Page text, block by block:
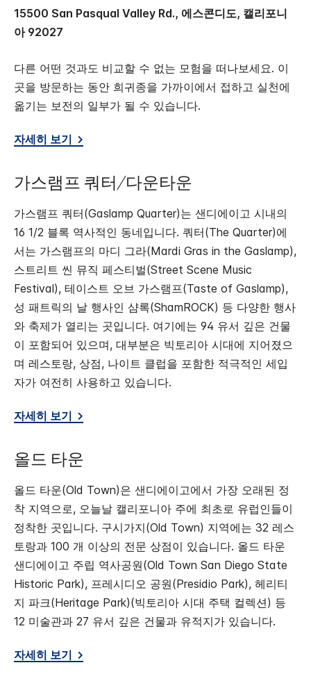
15500 San Pasqual Valley Rd., 에스콘디도, 캘리포니
아 92027
다른 어떤 것과도 비교할 수 없는 모험을 떠나보세요. 이
곳을 방문하는 동안 희귀종을 가까이에서 접하고 실천에
옮기는 보전의 일부가 될 수 있습니다.
자세히 보기
가스램프 쿼터/다운타운
가스램프 쿼터(Gaslamp Quarter)는 샌디에이고 시내의
16 1/2 블록 역사적인 동네입니다. 쿼터(The Quarter)에
서는 가스램프의 마디 그라(Mardi Gras in the Gaslamp),
스트리트 씬 뮤직 페스티벌(Street Scene Music
Festival), 테이스트 오브 가스램프(Taste of Gaslamp),
성 패트릭의 날 행사인 샴록(ShamROCK) 등 다양한 행사
와 축제가 열리는 곳입니다. 여기에는 94 유서 깊은 건물
이 포함되어 있으며, 대부분은 빅토리아 시대에 지어졌으
며 레스토랑, 상점, 나이트 클럽을 포함한 적극적인 세입
자가 여전히 사용하고 있습니다.
자세히 보기
올드 타운
올드 타운(Old Town)은 샌디에이고에서 가장 오래된 정
착 지역으로, 오늘날 캘리포니아 주에 최초로 유럽인들이
정착한 곳입니다. 구시가지(Old Town) 지역에는 32 레스
토랑과 100 개 이상의 전문 상점이 있습니다. 올드 타운
샌디에이고 주립 역사공원(Old Town San Diego State
Historic Park), 프레시디오 공원(Presidio Park), 헤리티
지 파크(Heritage Park)(빅토리아 시대 주택 컬렉션) 등
12 미술관과 27 유서 깊은 건물과 유적지가 있습니다.
자세히 보기